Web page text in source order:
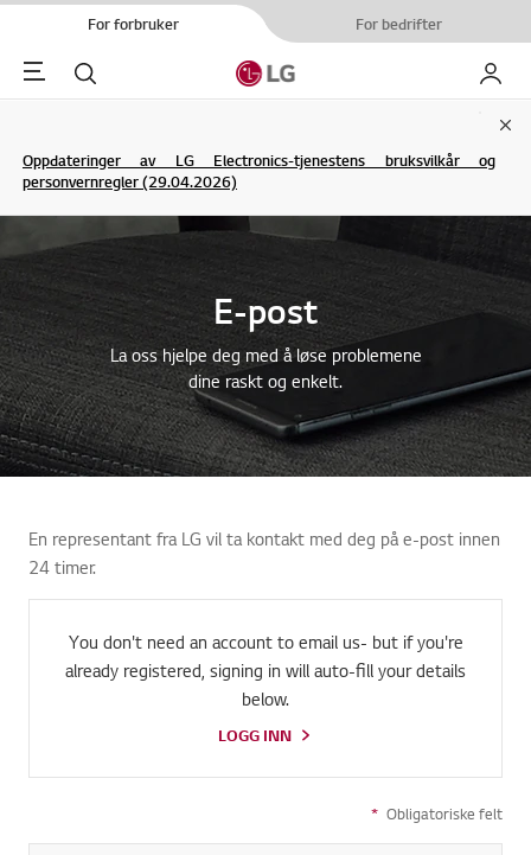
For forbruker For bedrifter
Menu Søk My LG
Oppdateringer av LG Electronics-tjenestens bruksvilkår og
personvernregler (29.04.2026)
E-post
La oss hjelpe deg med å løse problemene
dine raskt og enkelt.
En representant fra LG vil ta kontakt med deg på e-post innen
24 timer.
You don't need an account to email us- but if you're
already registered, signing in will auto-fill your details
below.
LOGG INN
* Obligatoriske felt